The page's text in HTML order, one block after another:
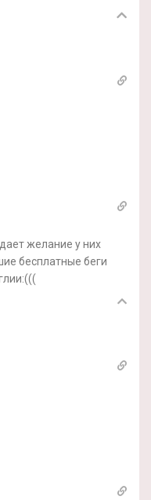
желание у них
бесплатные беги